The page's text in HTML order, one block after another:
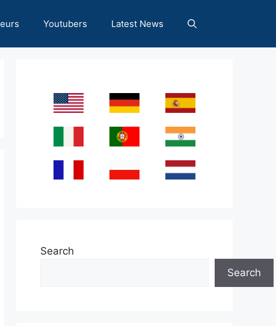
Youtubers Latest News
Search
Search